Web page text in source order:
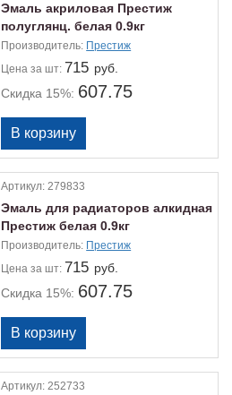
Эмаль акриловая Престиж
полуглянц. белая 0.9кг
Производитель: Престиж
Цена за шт: 715 руб.
Скидка 15%: 607.75
Артикул:279833
Эмаль для радиаторов алкидная
Престиж белая 0.9кг
Производитель: Престиж
Цена за шт: 715 руб.
Скидка 15%: 607.75
Артикул:252733